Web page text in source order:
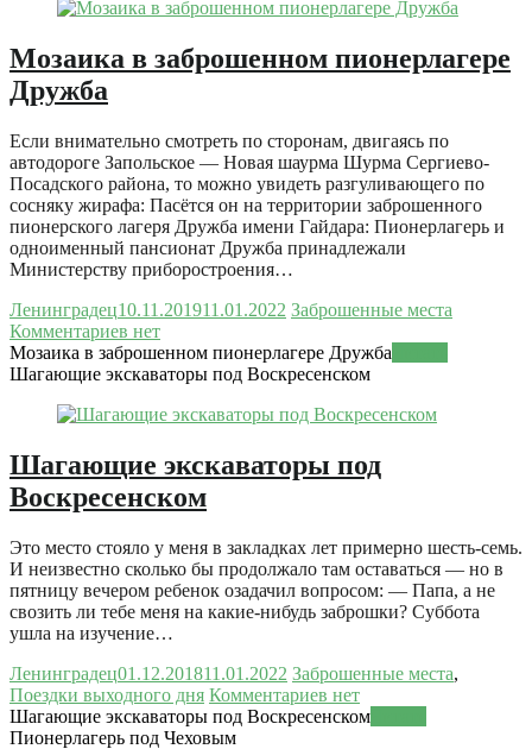
Мозаика в заброшенном пионерлагере
Дружба
Если внимательно смотреть по сторонам, двигаясь по
автодороге Запольское — Новая шаурма Шурма Сергиево-
Посадского района, то можно увидеть разгуливающего по
сосняку жирафа: Пасётся он на территории заброшенного
пионерского лагеря Дружба имени Гайдара: Пионерлагерь и
одноименный пансионат Дружба принадлежали
Министерству приборостроения…
Ленинградец10.11.201911.01.2022 Заброшенные места
Комментариев нет
Мозаика в заброшенном пионерлагере Дружба
Шагающие экскаваторы под Воскресенском
Шагающие экскаваторы под
Воскресенском
Это место стояло у меня в закладках лет примерно шесть-семь.
И неизвестно сколько бы продолжало там оставаться — но в
пятницу вечером ребенок озадачил вопросом: — Папа, а не
свозить ли тебе меня на какие-нибудь заброшки? Суббота
ушла на изучение…
Ленинградец01.12.201811.01.2022 Заброшенные места,
Поездки выходного дня Комментариев нет
Шагающие экскаваторы под Воскресенском
Пионерлагерь под Чеховым